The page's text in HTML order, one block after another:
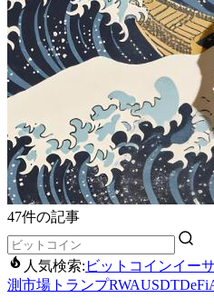
47件の記事
人気検索: ビットコインイー
測市場 トランプRWAUSDTDeFi